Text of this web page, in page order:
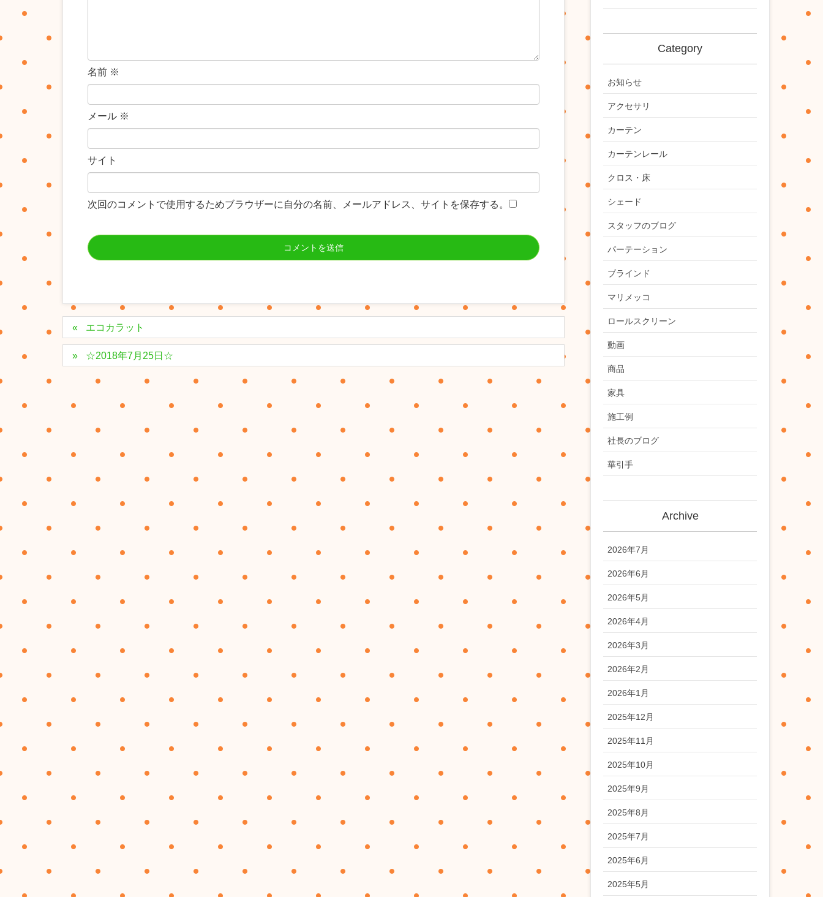
名前 ※
メール ※
サイト
次回のコメントで使用するためブラウザーに自分の名前、メールアドレス、サイトを保存する。
エコカラット
☆2018年7月25日☆
Category
お知らせ
アクセサリ
カーテン
カーテンレール
クロス・床
シェード
スタッフのブログ
パーテーション
ブラインド
マリメッコ
ロールスクリーン
動画
商品
家具
施工例
社長のブログ
華引手
Archive
2026年7月
2026年6月
2026年5月
2026年4月
2026年3月
2026年2月
2026年1月
2025年12月
2025年11月
2025年10月
2025年9月
2025年8月
2025年7月
2025年6月
2025年5月